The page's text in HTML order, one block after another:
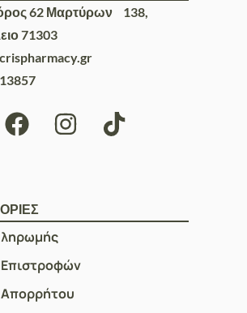
62 Μαρτύρων 138,
71303
Επιστροφών
Απορρήτου